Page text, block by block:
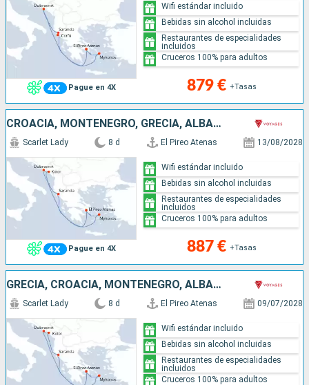
Pague en 4X 879 € +Tasas
Wifi estándar incluido
Bebidas sin alcohol incluidas
Restaurantes de especialidades
incluidos
Cruceros 100% para adultos
CROACIA, MONTENEGRO, GRECIA, ALBANIA
Pague en 4X
Scarlet Lady 8 d El Pireo Atenas 13/08/2028
887 € +Tasas
Wifi estándar incluido
Bebidas sin alcohol incluidas
Restaurantes de especialidades
incluidos
Cruceros 100% para adultos
GRECIA, CROACIA, MONTENEGRO, ALBANIA
Scarlet Lady 8 d El Pireo Atenas 09/07/2028
Wifi estándar incluido
Bebidas sin alcohol incluidas
Restaurantes de especialidades
incluidos
Cruceros 100% para adultos